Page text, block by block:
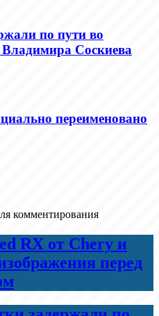
по пути во
Соскиева
переименовано
комментирования
RX от Chery и
перед